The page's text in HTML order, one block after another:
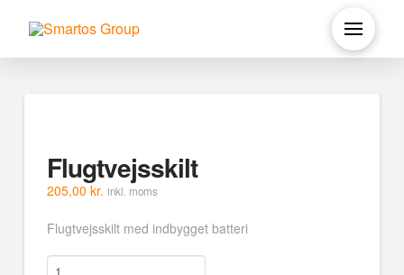
Flugtvejsskilt
205,00 kr. inkl. moms
Flugtvejsskilt med indbygget batteri
Flugtvejsskilt